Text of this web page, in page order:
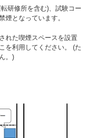
研修所を含む)、試験コー
煙となっています。
れた喫煙スペースを設置
を利用してください。 (た
。)